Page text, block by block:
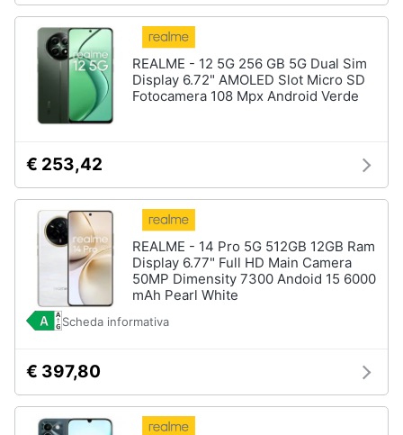
e
ricorrenze
Promozioni
Servizi
Assistenza
clienti
Esci
REALME - 12 5G 256 GB 5G Dual Sim
Display 6.72" AMOLED Slot Micro SD
Fotocamera 108 Mpx Android Verde
€ 253,42
REALME - 14 Pro 5G 512GB 12GB Ram
Display 6.77" Full HD Main Camera
50MP Dimensity 7300 Andoid 15 6000
mAh Pearl White
Scheda informativa
€ 397,80